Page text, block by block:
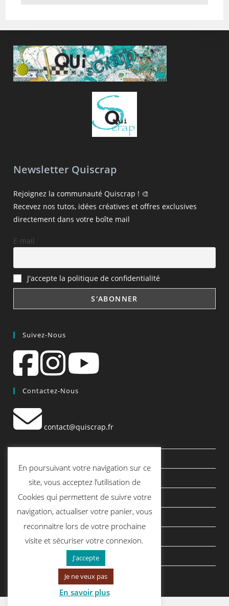
Newsletter Quiscrap
Rejoignez la communauté Quiscrap ! 🎨
Recevez nos tutos, idées créatives et offres exclusives
directement dans votre boîte mail
E-mail
J'accepte la politique de confidentialité
Suivez-Nous
Contactez-Nous
contact@quiscrap.fr
Le Blog
Conditions générales de vente
Mentions légales
Politique de confidentialité
politique de cookies
En poursuivant votre navigation sur ce
site, vous acceptez l’utilisation de
Cookies qui permettent de suivre votre
navigation, actualiser votre panier, vous
reconnaitre lors de votre prochaine
visite et sécuriser votre connexion.
J'accepte
Je ne veux pas
En savoir plus